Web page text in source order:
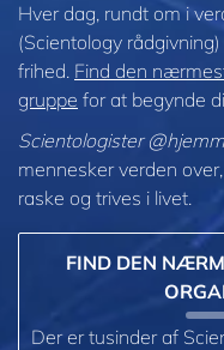
Hver dag, rundt om i
(Scientology
frihed. Find den
gruppe for at begynde
Scientologister
mennesker verden
raske og trives i livet.
FIND DEN
Der er tusinder af